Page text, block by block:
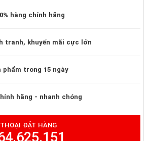
hàng chính hãng
tranh, khuyến mãi cực lớn
trong 15 ngày
hãng - nhanh chóng
ĐẶT HÀNG